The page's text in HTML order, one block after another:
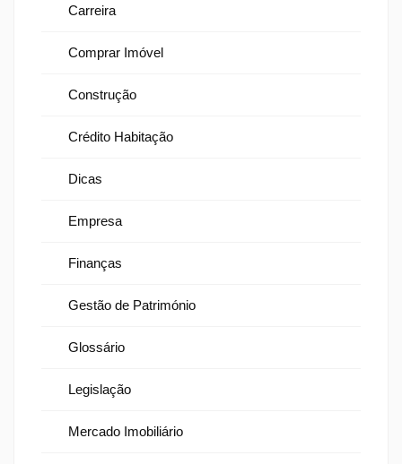
Carreira
Comprar Imóvel
Construção
Crédito Habitação
Dicas
Empresa
Finanças
Gestão de Património
Glossário
Legislação
Mercado Imobiliário